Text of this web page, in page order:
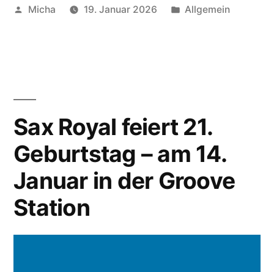
Veröffentlicht
Micha 19. Januar 2026
Veröffentlicht
Allgemein
Sax Royal feiert 21.
Geburtstag – am 14.
Januar in der Groove
Station